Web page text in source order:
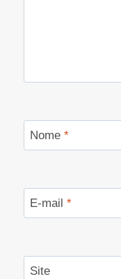
Nome *
E-mail *
Site